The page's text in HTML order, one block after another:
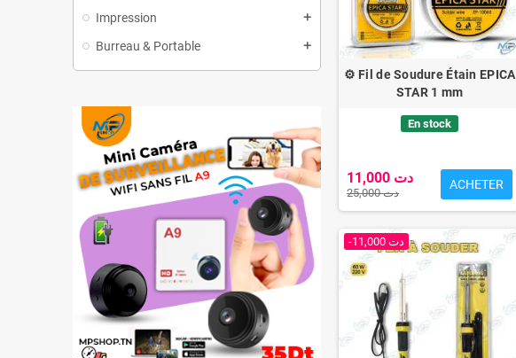
Impression add
Burreau & Portable add
⚙️ Fil de Soudure Étain EPICA
STAR 1 mm
En stock
11,000 دت
25,000 دت
ACHETER
-11,000 دت